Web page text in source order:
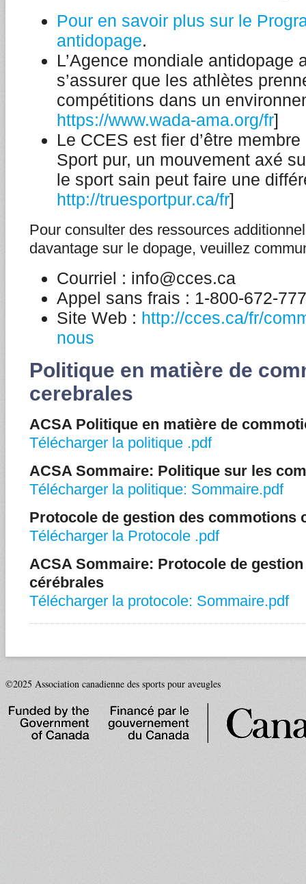
Pour en savoir plus sur le
antidopage.
L’Agence mondiale antidopage
s’assurer que les athlètes
compétitions dans un
https://www.wada-ama.org/fr]
Le CCES est fier d’être
Sport pur, un mouvement axé
le sport sain peut faire une
http://truesportpur.ca/fr]
Pour consulter des ressources
davantage sur le dopage, veuillez
Courriel : info@cces.ca
Appel sans frais : 1-800-672-
Site Web : http://cces.ca/fr/
nous
Politique en matière de
cerebrales
ACSA Politique en matière de
Télécharger la politique .pdf
ACSA Sommaire: Politique sur les
Télécharger la politique: Sommaire.pdf
Protocole de gestion des commotions
Télécharger la Protocole .pdf
ACSA Sommaire: Protocole de
cérébrales
Télécharger la protocole: Sommaire.pdf
©2025 Association canadienne des sports pour aveugles